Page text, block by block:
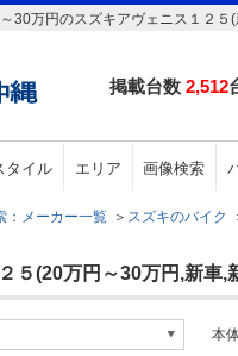
30万円のスズキアヴェニス１２５
掲載台数 2,512
タイル エリア 画像検索
：メーカー一覧 ＞ スズキのバイク
５(20万円～30万円,新車,
本